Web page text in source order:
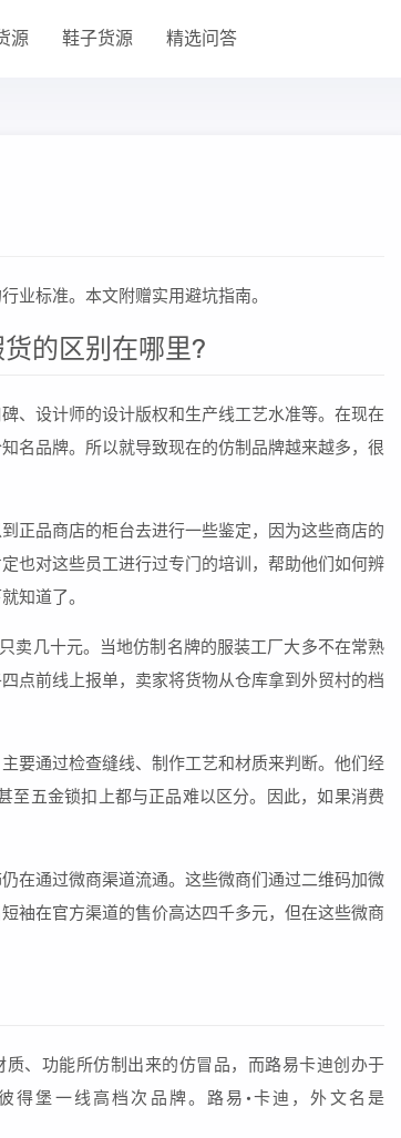
源 鞋子货源 精选问答
业标准。本文附赠实用避坑指南。
的区别在哪里?
、设计师的设计版权和生产线工艺水准等。在现在
名品牌。所以就导致现在的仿制品牌越来越多，很
正品商店的柜台去进行一些鉴定，因为这些商店的
也对这些员工进行过专门的培训，帮助他们如何辨
知道了。
卖几十元。当地仿制名牌的服装工厂大多不在常熟
点前线上报单，卖家将货物从仓库拿到外贸村的档
要通过检查缝线、制作工艺和材质来判断。他们经
至五金锁扣上都与正品难以区分。因此，如果消费
在通过微商渠道流通。这些微商们通过二维码加微
袖在官方渠道的售价高达四千多元，但在这些微商
、功能所仿制出来的仿冒品，而路易卡迪创办于
得堡一线高档次品牌。路易·卡迪，外文名是